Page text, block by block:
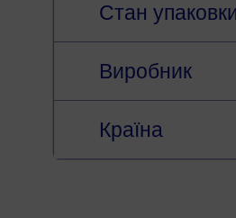
Стан упаковки
Виробник
Країна